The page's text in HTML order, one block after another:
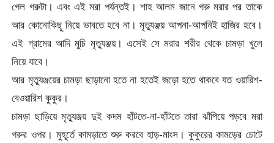
গেল গরুটা। এবং এই মরা পর্যন্তই। শাহ আলম জানে গরু মরার পর তাকে
আর কোনোকিছু নিয়ে ভাবতে হবে না। মৃত্যুঞ্জয় আপনা-আপনিই হাজির হবে।
এই গ্রামের আদি মুচি মৃত্যুঞ্জয়। এসেই সে মরার শরীর থেকে চামড়া খুলে
নিয়ে যাবে।
আর মৃত্যুঞ্জয়ের চামড়া ছাড়ানো হতে না হতেই জড়ো হতে থাকবে যত ওয়ারিশ-
বেওয়ারিশ কুকুর।
চামড়া ছাড়িয়ে মৃত্যুঞ্জয় দুই কদম হাঁটতে-না-হাঁটতে তারা ঝাঁপিয়ে পড়বে মরা
গরুর ওপর। মুহূর্তে কামড়াতে শুরু করবে হাড়-মাংস। কুকুরের কামড়ের চোটে